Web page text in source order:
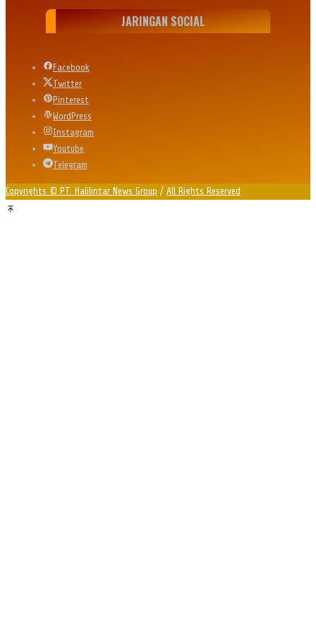
JARINGAN SOCIAL
Facebook
Twitter
Pinterest
WordPress
Instagram
Youtube
Telegram
Copyrights © PT. Halilintar News Group / All Rights Reserved